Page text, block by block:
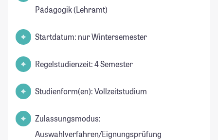
Pädagogik (Lehramt)
Startdatum: nur Wintersemester
Regelstudienzeit: 4 Semester
Studienform(en): Vollzeitstudium
Zulassungsmodus:
Auswahlverfahren/Eignungsprüfung